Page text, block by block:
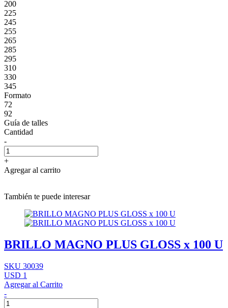
200
225
245
255
265
285
295
310
330
345
Formato
72
92
Guía de talles
Cantidad
-
+
Agregar al carrito
También te puede interesar
BRILLO MAGNO PLUS GLOSS x 100 U
SKU 30039
USD 1
Agregar al Carrito
-